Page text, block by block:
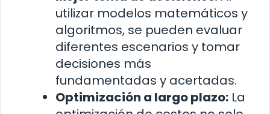
utilizar modelos matemáticos y
algoritmos, se pueden evaluar
diferentes escenarios y tomar
decisiones más
fundamentadas y acertadas.
Optimización a largo plazo: La